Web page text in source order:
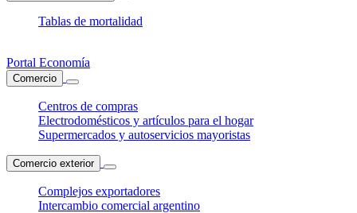
Tablas de mortalidad
Portal Economía
Comercio
Centros de compras
Electrodomésticos y artículos para el hogar
Supermercados y autoservicios mayoristas
Comercio exterior
Complejos exportadores
Intercambio comercial argentino